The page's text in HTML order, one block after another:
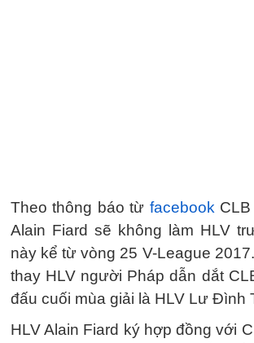
Theo thông báo từ facebook
Alain Fiard sẽ không làm HLV
này kể từ vòng 25 V-League
thay HLV người Pháp dẫn dắt
đấu cuối mùa giải là HLV Lư Đình
HLV Alain Fiard ký hợp đồng với